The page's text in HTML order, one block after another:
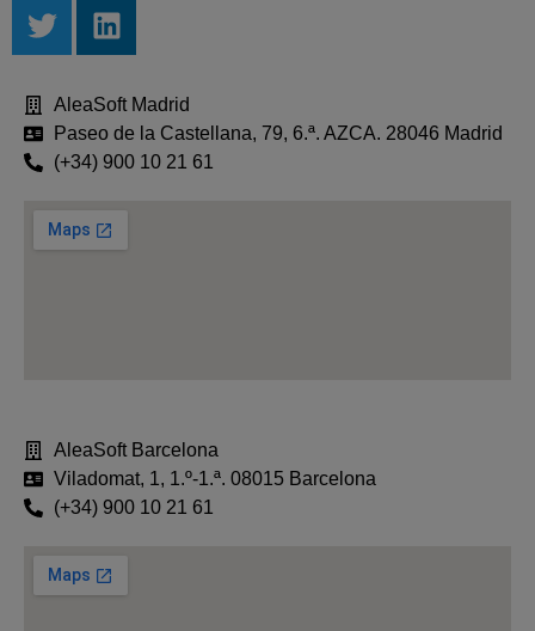
AleaSoft Madrid
Paseo de la Castellana, 79, 6.ª. AZCA. 28046 Madrid
(+34) 900 10 21 61
AleaSoft Barcelona
Viladomat, 1, 1.º-1.ª. 08015 Barcelona
(+34) 900 10 21 61